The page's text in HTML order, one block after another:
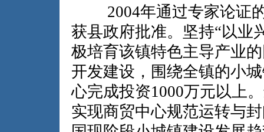
2004年通过专家论证的
获县政府批准。坚持“以业
极培育该镇特色主导产业
开发建设，围绕全镇的小
心完成投资1000万元以上
实现商贸中心规范运转与